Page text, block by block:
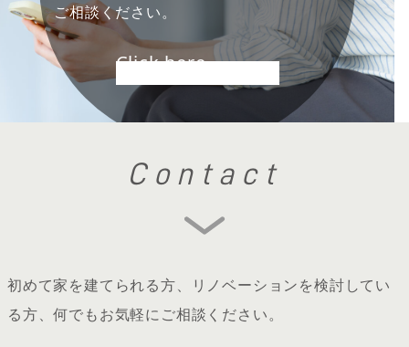
ご相談ください。
Click here
Contact
初めて家を建てられる方、リノベーションを検討してい
る方、何でもお気軽にご相談ください。